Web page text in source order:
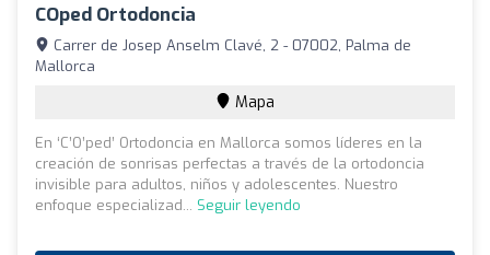
COped Ortodoncia
Carrer de Josep Anselm Clavé, 2 - 07002, Palma de
Mallorca
Mapa
En ‘C’O’ped’ Ortodoncia en Mallorca somos líderes en la
creación de sonrisas perfectas a través de la ortodoncia
invisible para adultos, niños y adolescentes. Nuestro
enfoque especializad... Seguir leyendo